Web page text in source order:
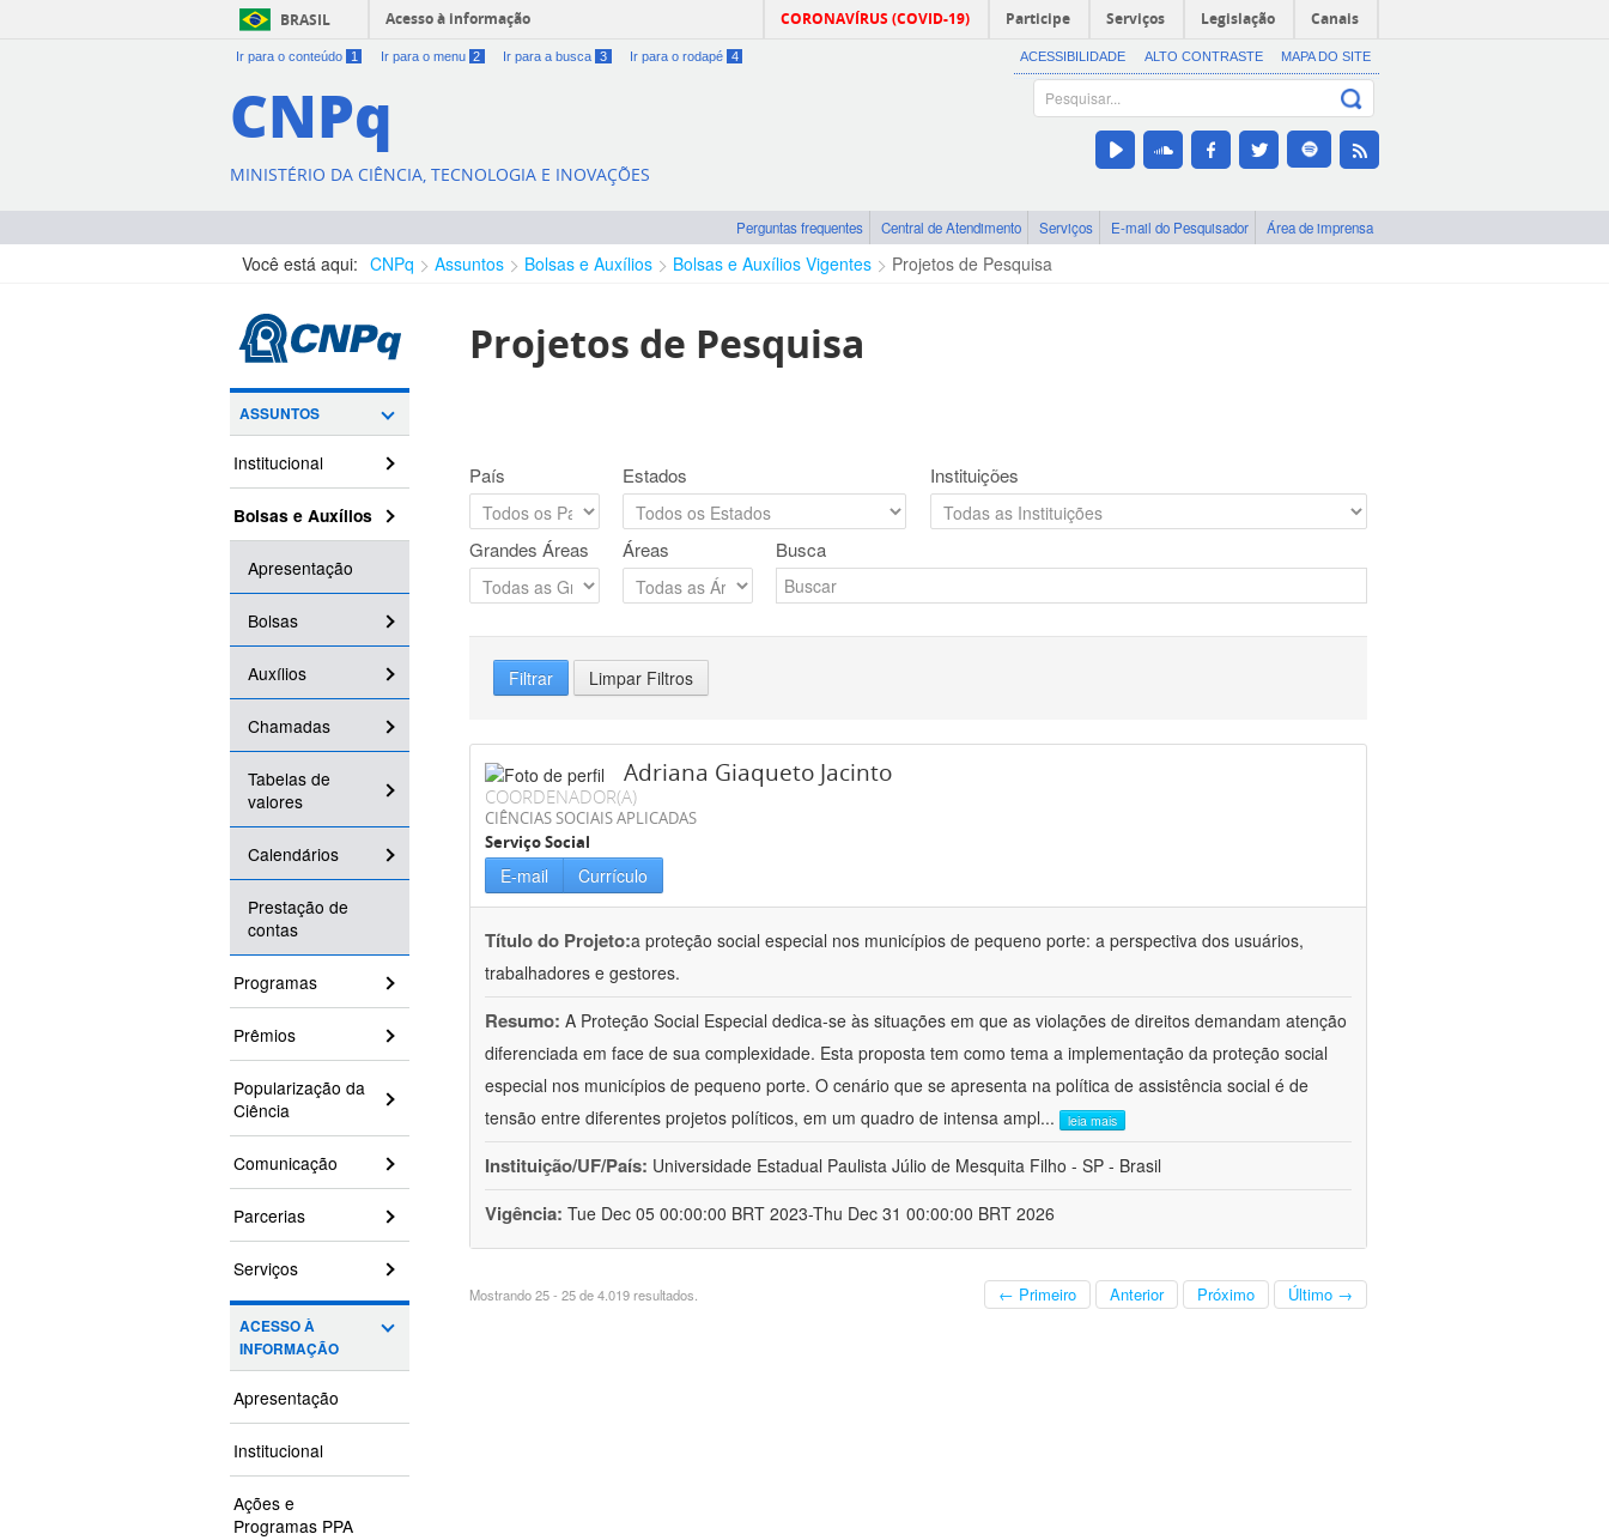
BRASIL Acesso à informação CORONAVÍRUS (COVID-19) Participe Serviços Legislação Canais
Ir para o conteúdo 1 Ir para o menu 2 Ir para a busca 3 Ir para o rodapé 4 ACESSIBILIDADE ALTO CONTRASTE MAPA DO SITE
CNPq
MINISTÉRIO DA CIÊNCIA, TECNOLOGIA E INOVAÇÕES
Perguntas frequentes Central de Atendimento Serviços E-mail do Pesquisador Área de imprensa
Você está aqui: CNPq Assuntos Bolsas e Auxílios Bolsas e Auxílios Vigentes Projetos de Pesquisa
ASSUNTOS
Institucional
Bolsas e Auxílios
Apresentação
Bolsas
Auxílios
Chamadas
Tabelas de
valores
Calendários
Prestação de
contas
Programas
Prêmios
Popularização da
Ciência
Comunicação
Parcerias
Serviços
ACESSO À
INFORMAÇÃO
Apresentação
Institucional
Ações e
Programas PPA
Projetos de Pesquisa
País Estados Instituições
Grandes Áreas Áreas Busca
Filtrar Limpar Filtros
Adriana Giaqueto Jacinto
COORDENADOR(A)
CIÊNCIAS SOCIAIS APLICADAS
Serviço Social
E-mail Currículo
Título do Projeto:a proteção social especial nos municípios de pequeno porte: a perspectiva dos usuários,
trabalhadores e gestores.
Resumo: A Proteção Social Especial dedica-se às situações em que as violações de direitos demandam atenção
diferenciada em face de sua complexidade. Esta proposta tem como tema a implementação da proteção social
especial nos municípios de pequeno porte. O cenário que se apresenta na política de assistência social é de
tensão entre diferentes projetos políticos, em um quadro de intensa ampl... leia mais
Instituição/UF/País: Universidade Estadual Paulista Júlio de Mesquita Filho - SP - Brasil
Vigência: Tue Dec 05 00:00:00 BRT 2023-Thu Dec 31 00:00:00 BRT 2026
Mostrando 25 - 25 de 4.019 resultados. ← Primeiro Anterior Próximo Último →